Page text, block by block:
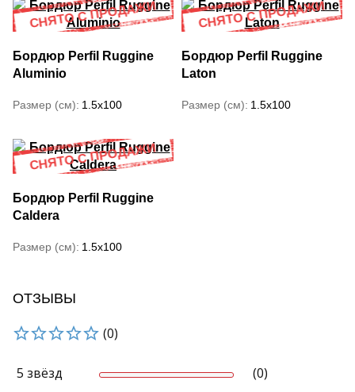
Бордюр Perfil Ruggine
Aluminio
Размер (см) 1.5x100
Бордюр Perfil Ruggine
Laton
Размер (см) 1.5x100
Бордюр Perfil Ruggine
Caldera
Размер (см) 1.5x100
ОТЗЫВЫ
(0)
5 звёзд
(0)